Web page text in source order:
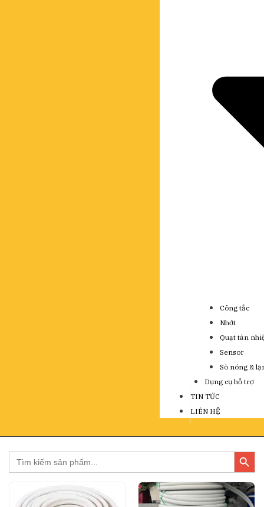
Công tắc
Nhớt
Quạt tản
Sensor
Sò nóng &
Dụng cụ hỗ trợ
TIN TỨC
LIÊN HỆ
Search
for:
Search Button